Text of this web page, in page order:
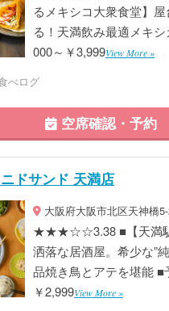
るメキシコ大衆食堂】
る！天満飲み最適メキ
000～￥3,999View More »
べログ
空席確認・予約
ドサンド 天満店
大阪府大阪市北区天神橋
★★★☆☆3.38 ■【天満駅
洒落な居酒屋。希少な”
品焼き鳥とアテを堪能 ■
￥2,999View More »